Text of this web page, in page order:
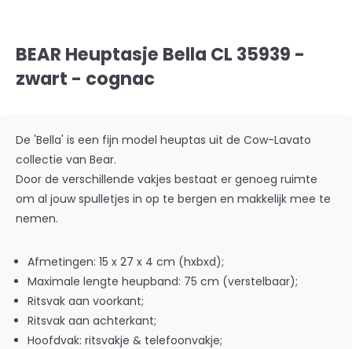
BEAR Heuptasje Bella CL 35939 -
zwart - cognac
De 'Bella' is een fijn model heuptas uit de Cow-Lavato
collectie van Bear.
Door de verschillende vakjes bestaat er genoeg ruimte
om al jouw spulletjes in op te bergen en makkelijk mee te
nemen.
Afmetingen: 15 x 27 x 4 cm (hxbxd);
Maximale lengte heupband: 75 cm (verstelbaar);
Ritsvak aan voorkant;
Ritsvak aan achterkant;
Hoofdvak: ritsvakje & telefoonvakje;